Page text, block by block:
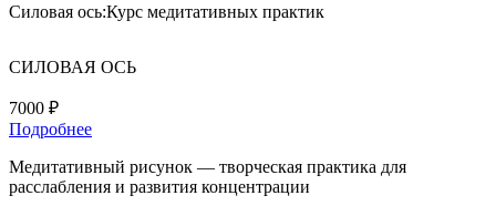
Силовая ось:Курс медитативных практик
СИЛОВАЯ ОСЬ
7000 ₽
Подробнее
Медитативный рисунок — творческая практика для
расслабления и развития концентрации